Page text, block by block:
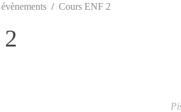
Cours ENF 2